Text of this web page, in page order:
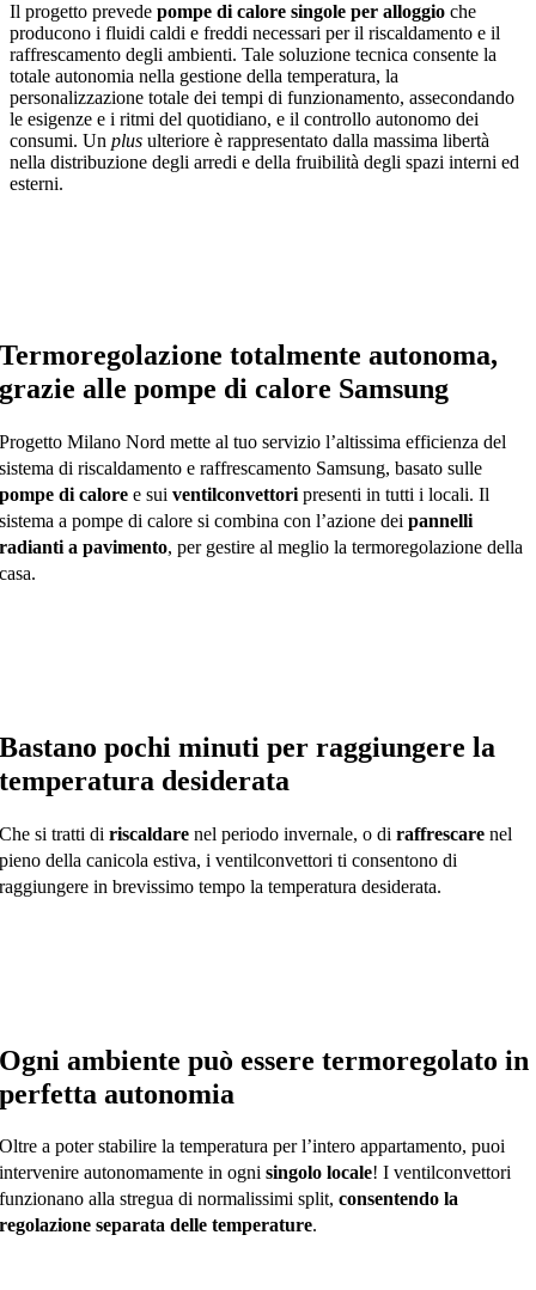
Il progetto prevede pompe di calore singole per alloggio che
producono i fluidi caldi e freddi necessari per il riscaldamento e il
raffrescamento degli ambienti. Tale soluzione tecnica consente la
totale autonomia nella gestione della temperatura, la
personalizzazione totale dei tempi di funzionamento, assecondando
le esigenze e i ritmi del quotidiano, e il controllo autonomo dei
consumi. Un plus ulteriore è rappresentato dalla massima libertà
nella distribuzione degli arredi e della fruibilità degli spazi interni ed
esterni.
Termoregolazione totalmente autonoma,
grazie alle pompe di calore Samsung
Progetto Milano Nord mette al tuo servizio l’altissima efficienza del
sistema di riscaldamento e raffrescamento Samsung, basato sulle
pompe di calore e suiventilconvettori presenti in tutti i locali. Il
sistema a pompe di calore si combina con l’azione deipannelli
radianti a pavimento, per gestire al meglio la termoregolazione della
casa.
Bastano pochi minuti per raggiungere la
temperatura desiderata
Che si tratti diriscaldare nel periodo invernale, o diraffrescare nel
pieno della canicola estiva, i ventilconvettori ti consentono di
raggiungere in brevissimo tempo la temperatura desiderata.
Ogni ambiente può essere termoregolato in
perfetta autonomia
Oltre a poter stabilire la temperatura per l’intero appartamento, puoi
intervenire autonomamente in ognisingolo locale! I ventilconvettori
funzionano alla stregua di normalissimi split,consentendo la
regolazione separata delle temperature.